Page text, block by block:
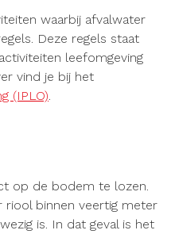
waarbij afvalwater
Deze regels staat
leefomgeving
vind je bij het
(IPLO).
op de bodem te lozen.
riool binnen veertig meter
is. In dat geval is het